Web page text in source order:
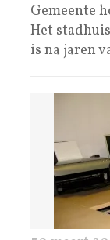
Gemeente
Het
is na jaren